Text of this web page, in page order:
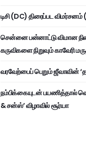
டிசி (DC) திரைப்பட
சென்னை பன்னாட்டு விமான
கருவிகளை நிறுவும் காவேரி
வரவேற்பைப் பெறும் ஜீவாவின்
நம்பிக்கையுடன் பயணித்தால்
& சன்ஸ்’ விழாவில் சூர்யா